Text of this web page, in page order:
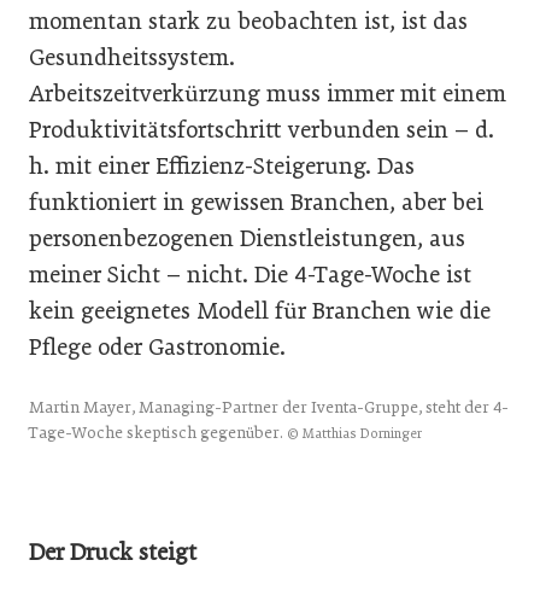
momentan stark zu beobachten ist, ist das
Gesundheitssystem.
Arbeitszeitverkürzung muss immer mit einem
Produktivitätsfortschritt verbunden sein – d.
h. mit einer Effizienz-Steigerung. Das
funktioniert in gewissen Branchen, aber bei
personenbezogenen Dienstleistungen, aus
meiner Sicht – nicht. Die 4-Tage-Woche ist
kein geeignetes Modell für Branchen wie die
Pflege oder Gastronomie.
Martin Mayer, Managing-Partner der Iventa-Gruppe, steht der 4-
Tage-Woche skeptisch gegenüber. © Matthias Dorninger
Der Druck steigt